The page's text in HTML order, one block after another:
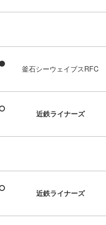
釜石シーウェイブスRFC
近鉄ライナーズ
近鉄ライナーズ